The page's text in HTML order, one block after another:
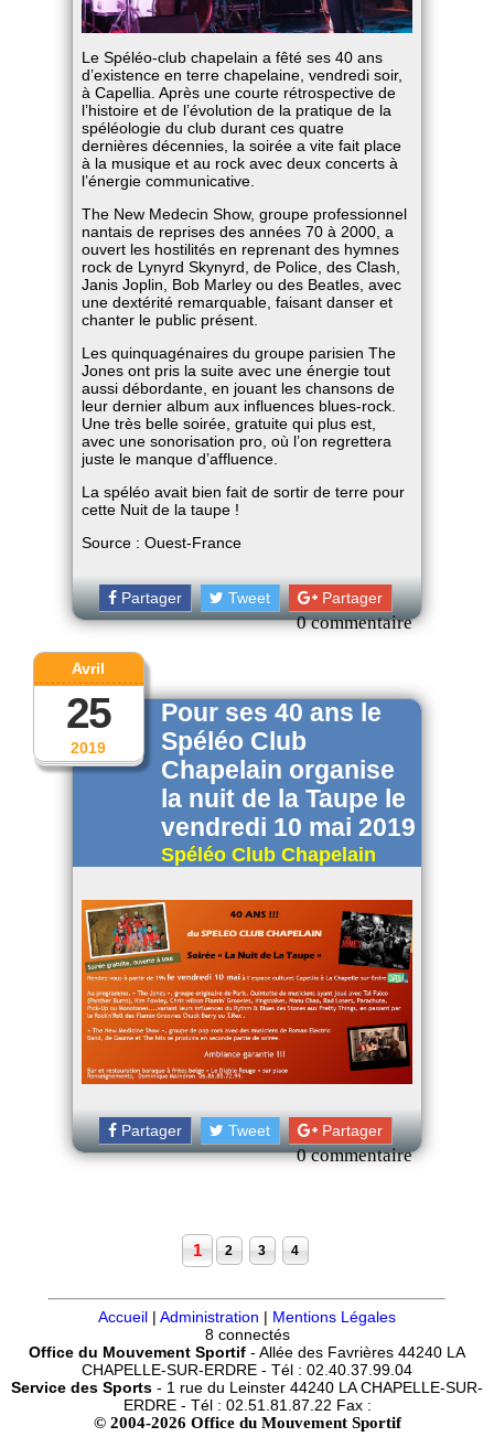
Le Spéléo-club chapelain a fêté ses 40 ans
d’existence en terre chapelaine, vendredi soir,
à Capellia. Après une courte rétrospective de
l’histoire et de l’évolution de la pratique de la
spéléologie du club durant ces quatre
dernières décennies, la soirée a vite fait place
à la musique et au rock avec deux concerts à
l’énergie communicative.
The New Medecin Show, groupe professionnel
nantais de reprises des années 70 à 2000, a
ouvert les hostilités en reprenant des hymnes
rock de Lynyrd Skynyrd, de Police, des Clash,
Janis Joplin, Bob Marley ou des Beatles, avec
une dextérité remarquable, faisant danser et
chanter le public présent.
Les quinquagénaires du groupe parisien The
Jones ont pris la suite avec une énergie tout
aussi débordante, en jouant les chansons de
leur dernier album aux influences blues-rock.
Une très belle soirée, gratuite qui plus est,
avec une sonorisation pro, où l’on regrettera
juste le manque d’affluence.
La spéléo avait bien fait de sortir de terre pour
cette Nuit de la taupe !
Source : Ouest-France
Partager Tweet Partager
0 commentaire
2019
Avril
25
Pour ses 40 ans le
Spéléo Club
Chapelain organise
la nuit de la Taupe le
vendredi 10 mai 2019
Spéléo Club Chapelain
Partager Tweet Partager
0 commentaire
1 2 3 4
Accueil | Administration | Mentions Légales
8 connectés
Office du Mouvement Sportif - Allée des Favrières 44240 LA
CHAPELLE-SUR-ERDRE - Tél : 02.40.37.99.04
Service des Sports - 1 rue du Leinster 44240 LA CHAPELLE-SUR-
ERDRE - Tél : 02.51.81.87.22 Fax :
© 2004-2026 Office du Mouvement Sportif